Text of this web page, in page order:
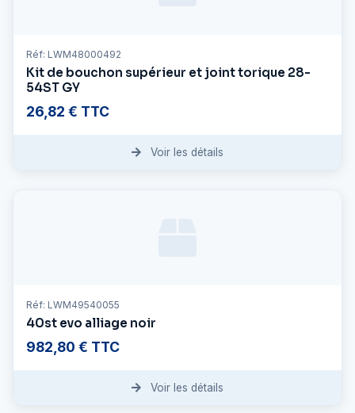
Réf: LWM48000492
Kit de bouchon supérieur et joint torique 28-
54ST GY
26,82 € TTC
Voir les détails
Réf: LWM49540055
40st evo alliage noir
982,80 € TTC
Voir les détails